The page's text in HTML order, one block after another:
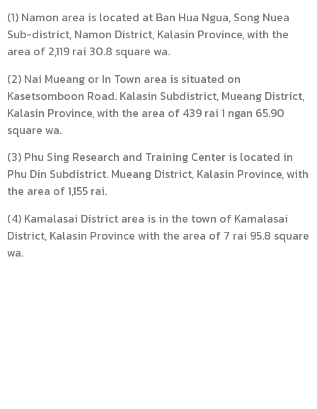
(1) Namon area is located at Ban Hua Ngua, Song Nuea
Sub-district, Namon District, Kalasin Province, with the
area of 2,119 rai 30.8 square wa.
(2) Nai Mueang or In Town area is situated on
Kasetsomboon Road. Kalasin Subdistrict, Mueang District,
Kalasin Province, with the area of 439 rai 1 ngan 65.90
square wa.
(3) Phu Sing Research and Training Center is located in
Phu Din Subdistrict. Mueang District, Kalasin Province, with
the area of 1,155 rai.
(4) Kamalasai District area is in the town of Kamalasai
District, Kalasin Province with the area of 7 rai 95.8 square
wa.